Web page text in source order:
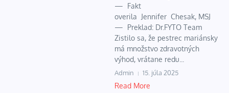
— Fakt
overila Jennifer Chesak, MSJ
— Preklad: Dr.FYTO Team
Zistilo sa, že pestrec mariánsky
má množstvo zdravotných
výhod, vrátane redu...
Admin 15. júla 2025
Read More